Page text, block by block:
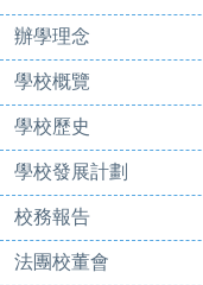
辦學理念
學校概覽
學校歷史
學校發展計劃
校務報告
法團校董會